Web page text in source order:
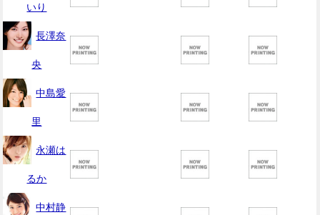
いり
長澤奈
央
中島愛
里
永瀬は
るか
中村静